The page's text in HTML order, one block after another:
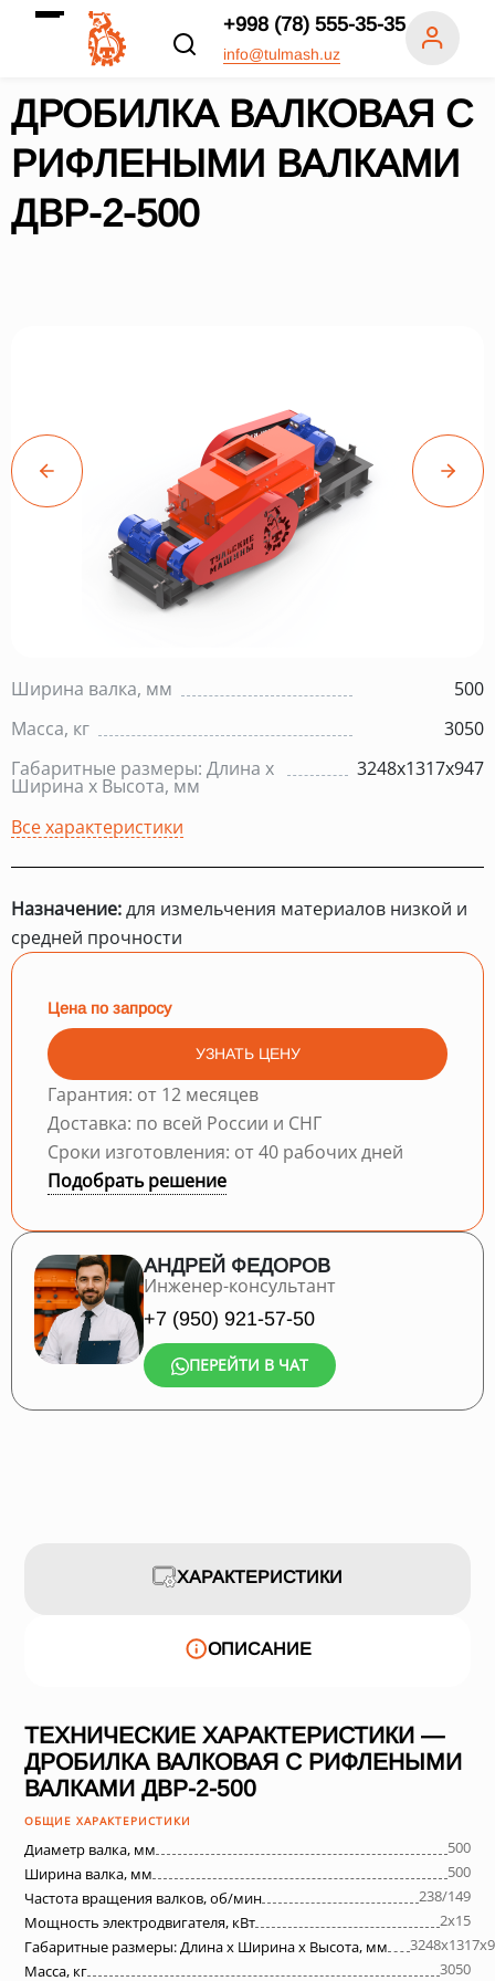
+998 (78) 555-35-35
info@tulmash.uz
ДРОБИЛКА ВАЛКОВАЯ С
РИФЛЕНЫМИ ВАЛКАМИ
ДВР-2-500
Ширина валка, мм
500
Масса, кг
3050
Габаритные размеры: Длина х
Ширина х Высота, мм
3248х1317х947
Все характеристики
Назначение:для измельчения материалов низкой и
средней прочности
Цена по запросу
УЗНАТЬ ЦЕНУ
Гарантия: от 12 месяцев
Доставка: по всей России и СНГ
Сроки изготовления: от 40 рабочих дней
Подобрать решение
АНДРЕЙ ФЕДОРОВ
Инженер-консультант
+7 (950) 921-57-50
ПЕРЕЙТИ В ЧАТ
ХАРАКТЕРИСТИКИ
ОПИСАНИЕ
ТЕХНИЧЕСКИЕ ХАРАКТЕРИСТИКИ —
ДРОБИЛКА ВАЛКОВАЯ С РИФЛЕНЫМИ
ВАЛКАМИ ДВР-2-500
ОБЩИЕ ХАРАКТЕРИСТИКИ
Диаметр валка, мм
500
Ширина валка, мм
500
Частота вращения валков, об/мин
238/149
Мощность электродвигателя, кВт
2х15
Габаритные размеры: Длина х Ширина х Высота, мм
Масса, кг
3050